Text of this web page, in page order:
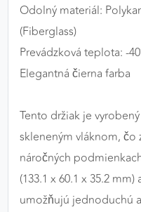
Odolný materiál:
(Fiberglass)
Prevádzková teplota: -
Elegantná čierna farba
Tento držiak je
skleneným vláknom,
náročných
(133.1 x 60.1 x 35.2
umožňujú jednoduchú